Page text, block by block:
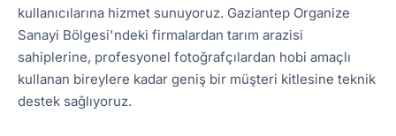
kullanıcılarına hizmet sunuyoruz. Gaziantep Organize
Sanayi Bölgesi'ndeki firmalardan tarım arazisi
sahiplerine, profesyonel fotoğrafçılardan hobi amaçlı
kullanan bireylere kadar geniş bir müşteri kitlesine teknik
destek sağlıyoruz.